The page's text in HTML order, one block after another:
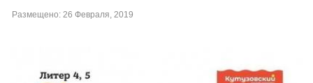
Размещено: 26 Февраля, 2019